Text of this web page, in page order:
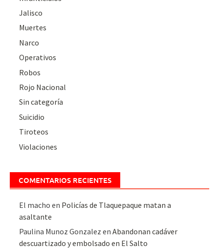
Jalisco
Muertes
Narco
Operativos
Robos
Rojo Nacional
Sin categoría
Suicidio
Tiroteos
Violaciones
COMENTARIOS RECIENTES
El macho en Policías de Tlaquepaque matan a
asaltante
Paulina Munoz Gonzalez enAbandonan cadáver
descuartizado y embolsado en El Salto